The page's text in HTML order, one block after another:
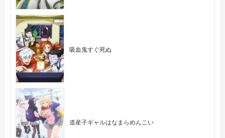
吸血鬼すぐ死ぬ
道産子ギャルはなまらめんこい